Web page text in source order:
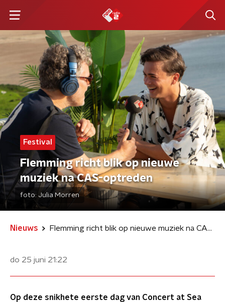
Festival
Flemming richt blik op nieuwe
muziek na CAS-optreden
foto: Julia Morren
Nieuws Flemming richt blik op nieuwe muziek na CAS-optreden
do 25 juni 21:22
Op deze snikhete eerste dag van Concert at Sea